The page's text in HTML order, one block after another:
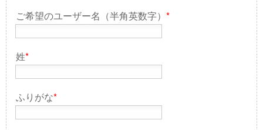
ご希望のユーザー名（半角英数字） *
姓*
ふりがな*